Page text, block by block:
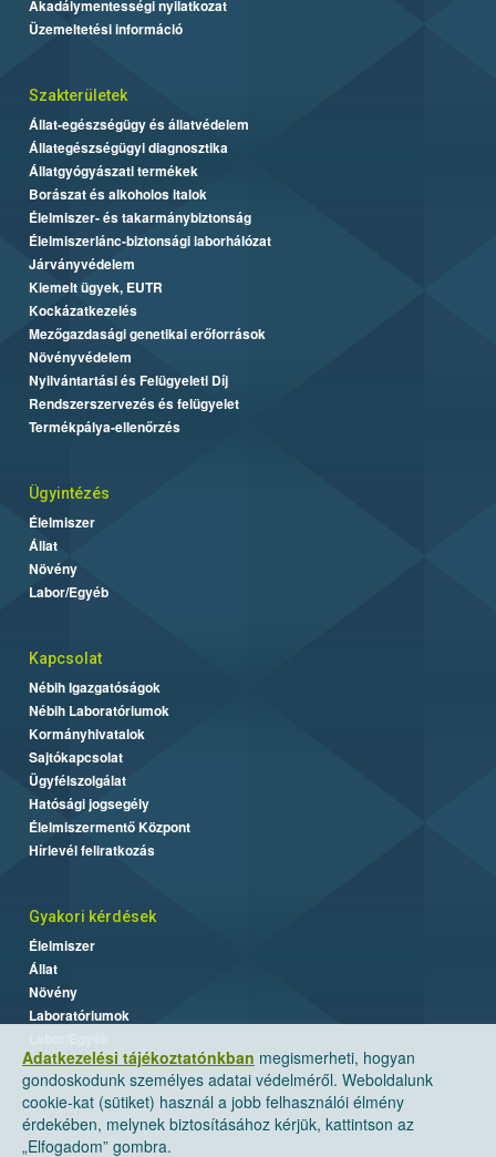
Adatkezelési tájékoztatónkban megismerheti, hogyan
gondoskodunk személyes adatai védelméről. Weboldalunk
cookie-kat (sütiket) használ a jobb felhasználói élmény
érdekében, melynek biztosításához kérjük, kattintson az
„Elfogadom” gombra.
Akadálymentességi nyilatkozat
Üzemeltetési információ
Szakterületek
Állat-egészségügy és állatvédelem
Állategészségügyi diagnosztika
Állatgyógyászati termékek
Borászat és alkoholos italok
Élelmiszer- és takarmánybiztonság
Élelmiszerlánc-biztonsági laborhálózat
Járványvédelem
Kiemelt ügyek, EUTR
Kockázatkezelés
Mezőgazdasági genetikai erőforrások
Növényvédelem
Nyilvántartási és Felügyeleti Díj
Rendszerszervezés és felügyelet
Termékpálya-ellenőrzés
Ügyintézés
Élelmiszer
Állat
Növény
Labor/Egyéb
Kapcsolat
Nébih Igazgatóságok
Nébih Laboratóriumok
Kormányhivatalok
Sajtókapcsolat
Ügyfélszolgálat
Hatósági jogsegély
Élelmiszermentő Központ
Hírlevél feliratkozás
Gyakori kérdések
Élelmiszer
Állat
Növény
Laboratóriumok